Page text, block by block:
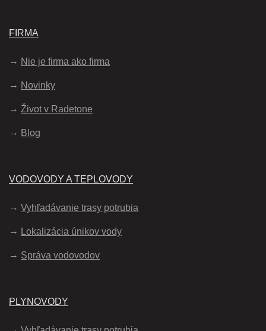
FIRMA
Nie je firma ako firma
Novinky
Život v Radetone
Blog
VODOVODY A TEPLOVODY
Vyhľadávanie trasy potrubia
Lokalizácia únikov vody
Správa vodovodov
PLYNOVODY